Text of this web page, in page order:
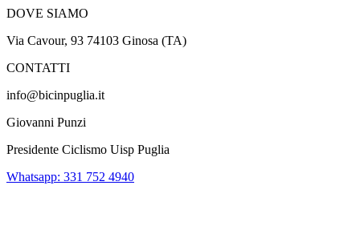
DOVE SIAMO
Via Cavour, 93 74103 Ginosa (TA)
CONTATTI
info@bicinpuglia.it
Giovanni Punzi
Presidente Ciclismo Uisp Puglia
Whatsapp: 331 752 4940